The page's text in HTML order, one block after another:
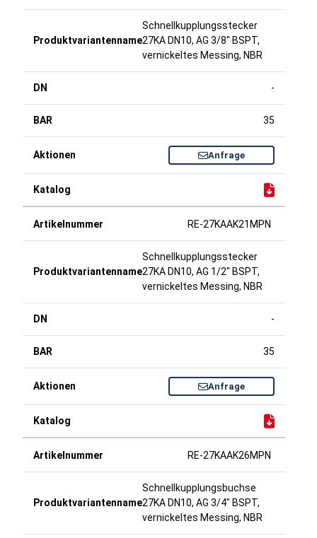
Schnellkupplungsstecker
27KA DN10, AG 3/8" BSPT,
vernickeltes Messing, NBR
-
35
Anfrage
RE-27KAAK21MPN
Schnellkupplungsstecker
27KA DN10, AG 1/2" BSPT,
vernickeltes Messing, NBR
-
35
Anfrage
RE-27KAAK26MPN
Schnellkupplungsbuchse
27KA DN10, AG 3/4" BSPT,
vernickeltes Messing, NBR